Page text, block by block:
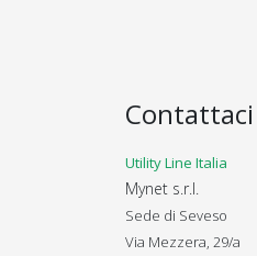
Contattaci
Utility Line Italia
Mynet s.r.l.
Sede di Seveso
Via Mezzera, 29/a